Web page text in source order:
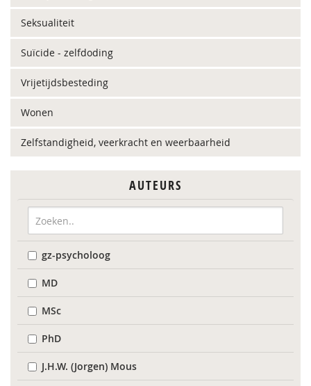
Seksualiteit
Suïcide - zelfdoding
Vrijetijdsbesteding
Wonen
Zelfstandigheid, veerkracht en weerbaarheid
AUTEURS
gz-psycholoog
MD
MSc
PhD
J.H.W. (Jorgen) Mous